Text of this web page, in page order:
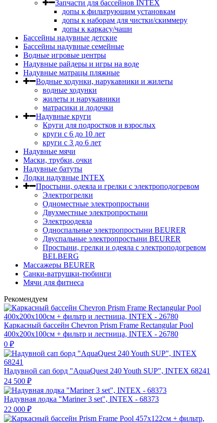
Запчасти для бассейнов INTEX
допы к фильтрующим установкам
допы к наборам для чистки/скиммеру
допы к каркасу/чаши
Бассейны надувные детские
Бассейны надувные семейные
Водные игровые центры
Надувные райдеры и игры на воде
Надувные матрацы пляжные
Водные ходунки, нарукавники и жилеты
водные ходунки
жилеты и нарукавники
матрасики и лодочки
Надувные круги
Круги для подростков и взрослых
круги с 6 до 10 лет
круги c 3 до 6 лет
Надувные мячи
Маски, трубки, очки
Надувные батуты
Лодки надувные INTEX
Простыни, одеяла и грелки с электроподогревом
Электрогрелки
Одноместные электропростыни
Двухместные электропростыни
Электроодеяла
Односпальные электропростыни BEURER
Двуспальные электропростыни BEURER
Простыни, грелки и одеяла с электроподогревом
BELBERG
Массажеры BEURER
Санки-ватрушки-тюбинги
Мячи для фитнеса
Рекомендуем
Каркасный бассейн Chevron Prism Frame Rectangular Pool
400х200х100см + фильтр и лестница, INTEX - 26780
0 ₽
Надувной сап борд "AquaQuest 240 Youth SUP", INTEX 68241
24 500 ₽
Надувная лодка "Mariner 3 set", INTEX - 68373
22 000 ₽